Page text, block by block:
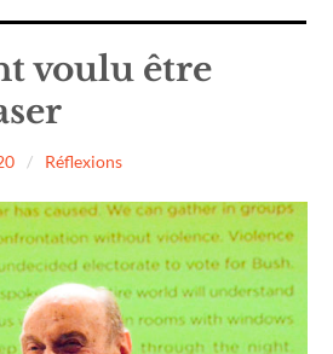
voulu être
Réflexions